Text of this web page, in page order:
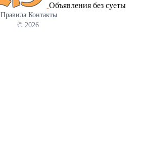
Объявления без суеты
Правила Контакты
© 2026